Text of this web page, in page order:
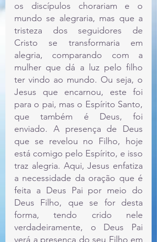
os discípulos chorariam e o
mundo se alegraria, mas que a
tristeza dos seguidores de
Cristo se transformaria em
alegria, comparando com a
mulher que dá a luz pelo filho
ter vindo ao mundo. Ou seja, o
Jesus que encarnou, este foi
para o pai, mas o Espírito Santo,
que também é Deus, foi
enviado. A presença de Deus
que se revelou no Filho, hoje
está comigo pelo Espírito, e isso
traz alegria. Aqui, Jesus enfatiza
a necessidade da oração que é
feita a Deus Pai por meio do
Deus Filho, que se for desta
forma, tendo crido nele
verdadeiramente, o Deus Pai
verá a presença do seu Filho em